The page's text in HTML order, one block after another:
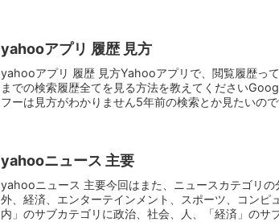
yahooアプリ 履歴 見方
yahooアプリ 履歴 見方Yahooアプリで、閲覧履歴っ
までの検索履歴全てを見る方法を教えてください
フーは見方がわかりません5年前の検索とか見たいの
yahooニュース 主要
yahooニュース 主要今回はまた、ニュースカテゴリ
外、経済、エンターテインメント、スポーツ、コンピ
内」のサブカテゴリに政治、社会、人、「経済」のサ